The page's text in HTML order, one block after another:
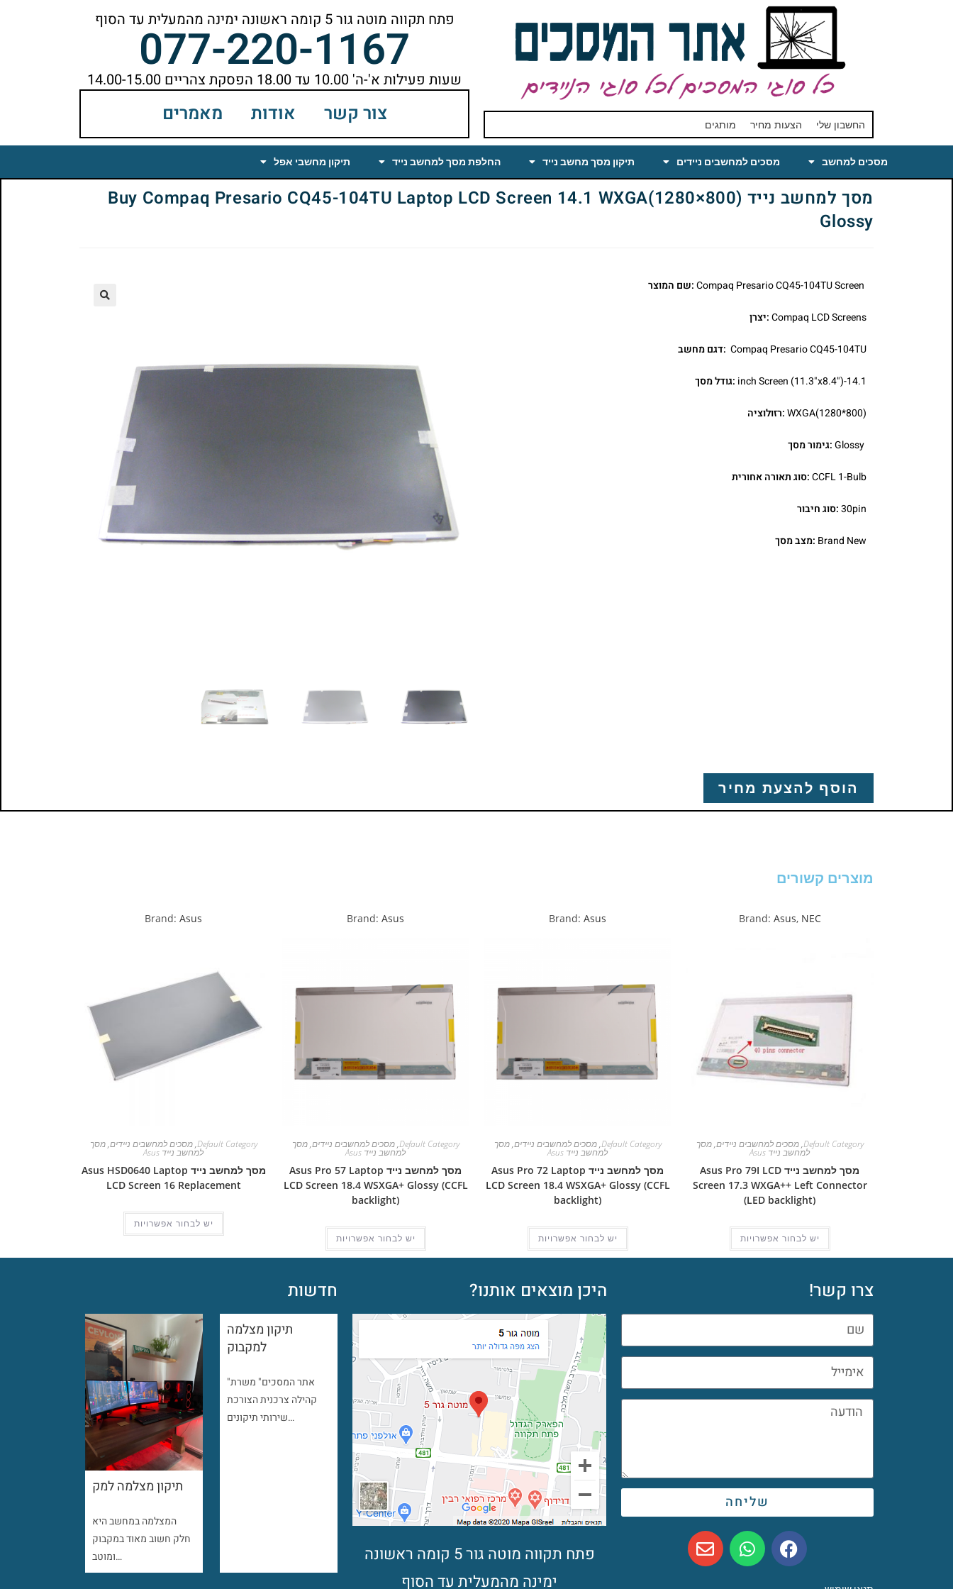
החשבון שלי הצעות מחיר מותגים
פתח תקווה מוטה גור 5 קומה ראשונה ימינה מהמעלית עד הסוף
077-220-1167שעות פעילות א'-ה' 10.00 עד 18.00 הפסקת צהריים 14.00-15.00
צור קשר אודות מאמרים
מסכים למחשב מסכים למחשבים ניידים תיקון מסך מחשב נייד החלפת מסך למחשב נייד תיקון מחשבי אפל
מסך למחשב נייד Buy Compaq Presario CQ45-104TU Laptop LCD Screen 14.1 WXGA(1280×800)
Glossy
:שם המוצר
Compaq LCD Screens:יצרן
Compaq Presario CQ45-104TU :דגם מחשב
14.1-inch Screen (11.3"x8.4") :גודל מסך
WXGA(1280*800):רזולוציה
Glossy:גימור מסך
CCFL 1-Bulb:סוג תאורה אחורית
30pin:סוג חיבור
Brand New :מצב מסך
הוסף להצעת מחיר
מוצרים קשורים
Brand: Asus, NEC
Default Category
,מסכים למחשבים ניידים,מסך
למחשב נייד Asus
מסך למחשב נייד Asus Pro 79I LCD
Screen 17.3 WXGA++ Left Connector
(LED backlight)
יש לבחור אפשרויות
Brand: Asus
Default Category
,מסכים למחשבים ניידים,מסך
למחשב נייד Asus
מסך למחשב נייד Asus Pro 72 Laptop
LCD Screen 18.4 WSXGA+ Glossy (CCFL
backlight)
יש לבחור אפשרויות
Brand: Asus
Default Category
,מסכים למחשבים ניידים,מסך
למחשב נייד Asus
מסך למחשב נייד Asus Pro 57 Laptop
LCD Screen 18.4 WSXGA+ Glossy (CCFL
backlight)
יש לבחור אפשרויות
Brand: Asus
Default Category
,מסכים למחשבים ניידים,מסך
למחשב נייד Asus
מסך למחשב נייד Asus HSD0640 Laptop
LCD Screen 16 Replacement
יש לבחור אפשרויות
צרו קשר!
שליחה
היכן מוצאים אותנו?
פתח תקווה מוטה גור 5 קומה ראשונה
ימינה מהמעלית עד הסוף
חדשות
תיקון מצלמה למק
המצלמה במחשב היא
חלק חשוב מאוד במקבוק
ומוטב…
תיקון מצלמה
למקבוק
"אתר המסכים" משרת
קהילה צרכנית הצורכת
שירותי תיקונים…